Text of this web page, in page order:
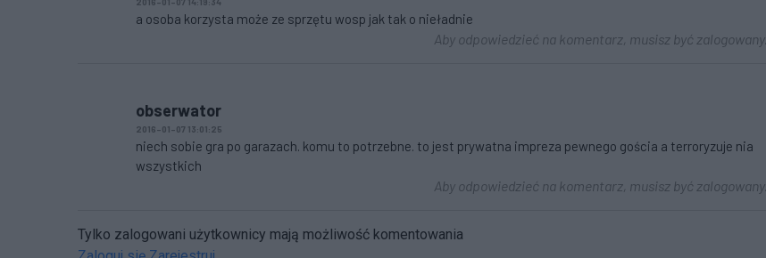
a osoba korzysta może ze sprzętu wosp jak tak o nieładnie
Aby odpowiedzieć na komentarz, musisz być zalogowany.
obserwator
2016-01-07 13:01:25
niech sobie gra po garazach. komu to potrzebne. to jest prywatna impreza pewnego gościa a terroryzuje nia
wszystkich
Aby odpowiedzieć na komentarz, musisz być zalogowany.
Tylko zalogowani użytkownicy mają możliwość komentowania